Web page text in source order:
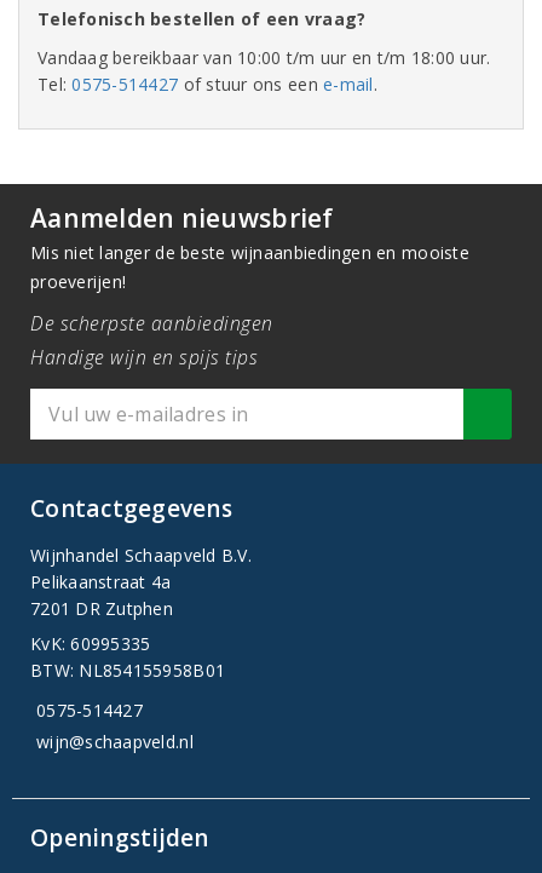
Telefonisch bestellen of een vraag?
Vandaag bereikbaar van 10:00 t/m uur en t/m 18:00 uur.
Tel:0575-514427 of stuur ons eene-mail.
Aanmelden nieuwsbrief
Mis niet langer de beste wijnaanbiedingen en mooiste
proeverijen!
De scherpste aanbiedingen
Handige wijn en spijs tips
Contactgegevens
Wijnhandel Schaapveld B.V.
Pelikaanstraat 4a
7201 DR Zutphen
KvK: 60995335
BTW: NL854155958B01
0575-514427
wijn@schaapveld.nl
Openingstijden